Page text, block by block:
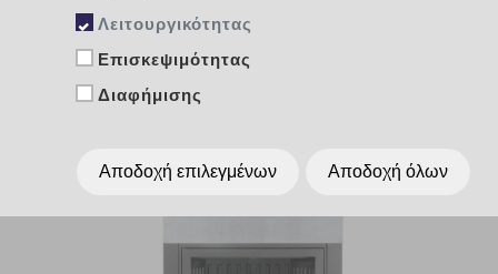
Λειτουργικότητας
Επισκεψιμότητας
Διαφήμισης
Αποδοχή επιλεγμένων Αποδοχή όλων